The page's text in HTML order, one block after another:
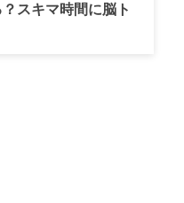
スキマ時間に脳ト